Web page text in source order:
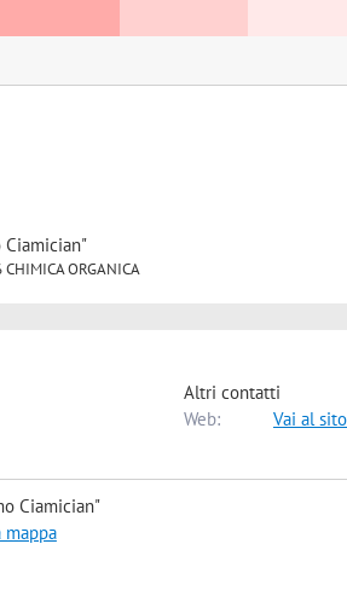
Ciamician"
ORGANICA
Altri contatti
Web:
Vai al
Ciamician"
mappa